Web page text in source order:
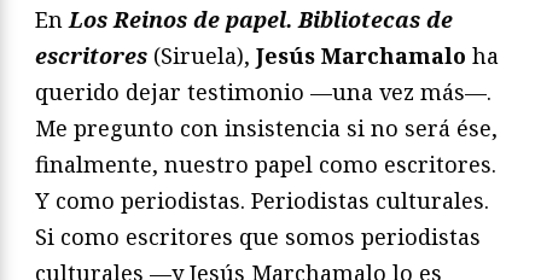
EnLos Reinos de papel. Bibliotecas de
escritores (Siruela), Jesús Marchamalo ha
querido dejar testimonio —una vez más—.
Me pregunto con insistencia si no será ése,
finalmente, nuestro papel como escritores.
Y como periodistas. Periodistas culturales.
Si como escritores que somos periodistas
culturales —y Jesús Marchamalo lo es